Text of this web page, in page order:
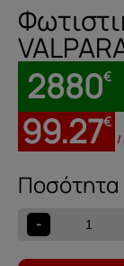
2880€
99.27€
/
-
Φωτιστικό
οροφής
VALPARAISO